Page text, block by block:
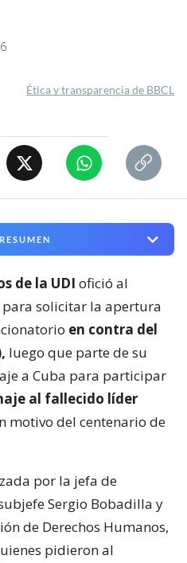
Ética y transparencia de BBCL
de la UDI ofició al
para solicitar la apertura
en contra del
luego que parte de su
a Cuba para participar
al fallecido líder
motivo del centenario de
por la jefa de
Sergio Bobadilla y
de Derechos Humanos,
pidieron al